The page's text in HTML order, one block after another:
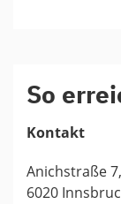
So
Kontakt
Anichstraße
6020